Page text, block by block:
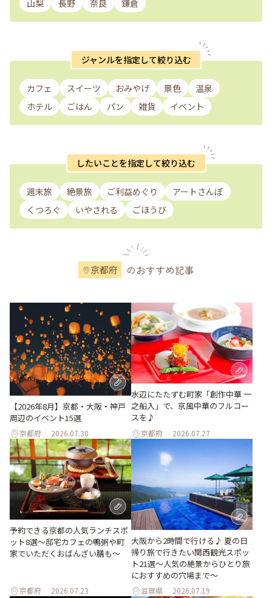
山梨 長野 奈良 鎌倉
ジャンルを指定して絞り込む
カフェ スイーツ おみやげ 景色
温泉
ホテル
ごはん パン 雑貨 イベント
したいことを指定して絞り込む
週末旅 絶景旅 ご利益めぐり
アートさんぽ
くつろぐ
いやされる ごほうび
京都府 のおすすめ記事
【2026年8月】京都・大阪・神戸
周辺のイベント15選
京都府 2026.07.30
水辺にたたずむ町家「創作中華 一
之船入」で、京風中華のフルコー
スを♪
京都府 2026.07.27
予約できる京都の人気ランチスポ
ット8選～邸宅カフェの鴨粥や町
家でいただくおばんざい膳も～
京都府 2026.07.23
大阪から2時間で行ける♪ 夏の日
帰り旅で行きたい関西観光スポッ
ト21選～人気の絶景からひとり旅
におすすめの穴場まで～
滋賀県 2026.07.19